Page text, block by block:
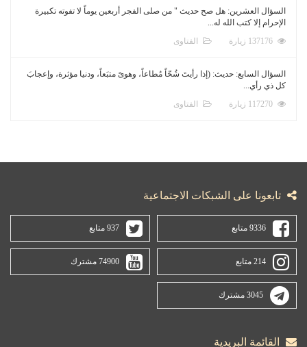
السؤال العشرين: هل صح حديث " من صلى الفجر أربعين يوماً لا تفوته تكبيرة
الإحرام إلا كتب الله له...
الفتاوى
السؤال السابع: حديث: (إذا رأيتَ شُحّاً مُطاعاً، وهوىً متبَعاً، ودنيا مؤثرة، وإعجابَ
كل ذي رأي...
الفتاوى
تابعونا على الشبكات الاجتماعية
9336 متابع 937 متابع
214 متابع 74900 مشترك
3045 مشترك
القائمة البريدية